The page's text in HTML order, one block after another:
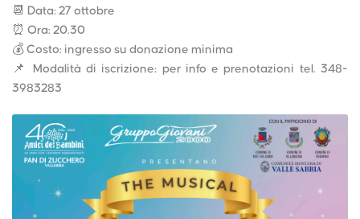
📆 Data: 27 ottobre
⏰ Ora: 20.30
💰 Costo: ingresso su donazione minima
📌 Modalità di iscrizione: per info e prenotazioni tel. 348-
3983283